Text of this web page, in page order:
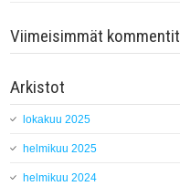
Viimeisimmät kommentit
Arkistot
lokakuu 2025
helmikuu 2025
helmikuu 2024